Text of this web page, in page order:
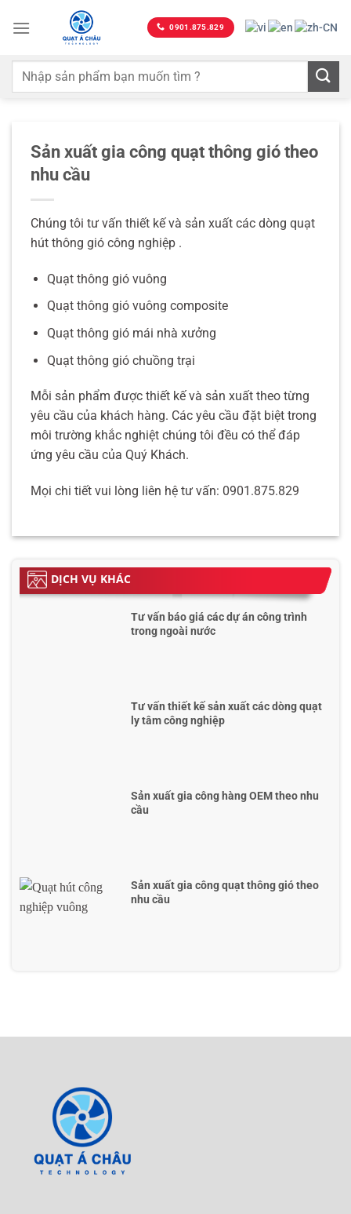
qua
dung
0901.875.829
Sản xuất gia công quạt thông gió theo
nhu cầu
Chúng tôi tư vấn thiết kế và sản xuất các dòng quạt
hút thông gió công nghiệp .
Quạt thông gió vuông
Quạt thông gió vuông composite
Quạt thông gió mái nhà xưởng
Quạt thông gió chuồng trại
Mỗi sản phẩm được thiết kế và sản xuất theo từng
yêu cầu của khách hàng. Các yêu cầu đặt biệt trong
môi trường khắc nghiệt chúng tôi đều có thể đáp
ứng yêu cầu của Quý Khách.
Mọi chi tiết vui lòng liên hệ tư vấn: 0901.875.829
DỊCH VỤ KHÁC
Tư vấn báo giá các dự án công trình
trong ngoài nước
Tư vấn thiết kế sản xuất các dòng quạt
ly tâm công nghiệp
Sản xuất gia công hàng OEM theo nhu
cầu
Sản xuất gia công quạt thông gió theo
nhu cầu